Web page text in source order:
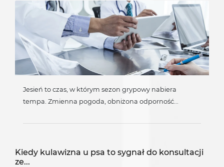
Jesień to czas, w którym sezon grypowy nabiera
tempa. Zmienna pogoda, obniżona odporność...
Kiedy kulawizna u psa to sygnał do konsultacji
ze...